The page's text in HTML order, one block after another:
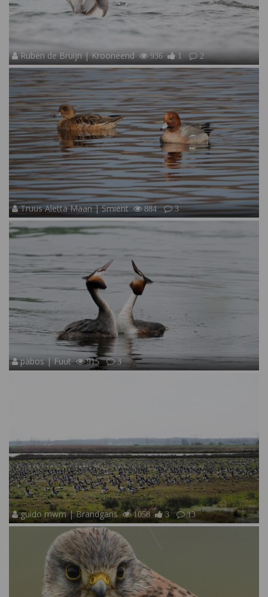
Ruben de Bruijn | Krooneend 936 1 2
Truus Aletta Maan | Smient 884 3
pabos | Fuut 915 3
guido mwm | Brandgans 1058 3 13